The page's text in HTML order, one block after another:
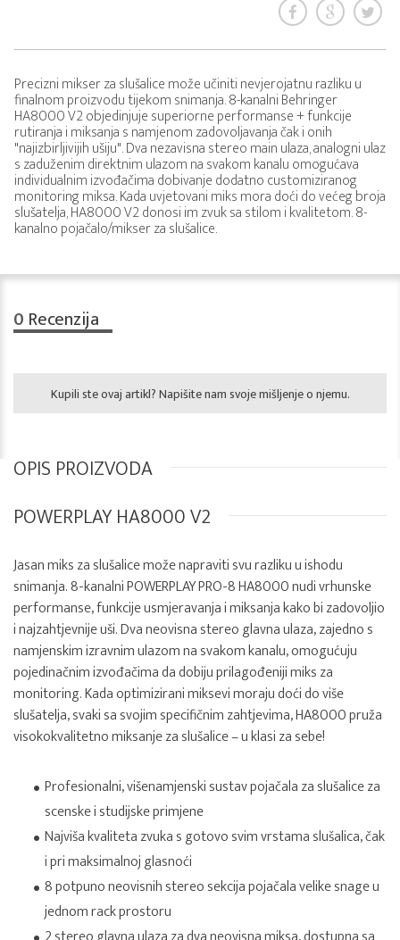
Precizni mikser za slušalice može učiniti nevjerojatnu razliku u
finalnom proizvodu tijekom snimanja. 8-kanalni Behringer
HA8000 V2 objedinjuje superiorne performanse + funkcije
rutiranja i miksanja s namjenom zadovoljavanja čak i onih
"najizbirljivijih ušiju". Dva nezavisna stereo main ulaza, analogni ulaz
s zaduženim direktnim ulazom na svakom kanalu omogućava
individualnim izvođačima dobivanje dodatno customiziranog
monitoring miksa. Kada uvjetovani miks mora doći do većeg broja
slušatelja, HA8000 V2 donosi im zvuk sa stilom i kvalitetom. 8-
kanalno pojačalo/mikser za slušalice.
0 Recenzija
Kupili ste ovaj artikl? Napišite nam svoje mišljenje o njemu.
OPIS PROIZVODA
POWERPLAY HA8000 V2
Jasan miks za slušalice može napraviti svu razliku u ishodu
snimanja. 8-kanalni POWERPLAY PRO-8 HA8000 nudi vrhunske
performanse, funkcije usmjeravanja i miksanja kako bi zadovoljio
i najzahtjevnije uši. Dva neovisna stereo glavna ulaza, zajedno s
namjenskim izravnim ulazom na svakom kanalu, omogućuju
pojedinačnim izvođačima da dobiju prilagođeniji miks za
monitoring. Kada optimizirani miksevi moraju doći do više
slušatelja, svaki sa svojim specifičnim zahtjevima, HA8000 pruža
visokokvalitetno miksanje za slušalice – u klasi za sebe!
Profesionalni, višenamjenski sustav pojačala za slušalice za
scenske i studijske primjene
Najviša kvaliteta zvuka s gotovo svim vrstama slušalica, čak
i pri maksimalnoj glasnoći
8 potpuno neovisnih stereo sekcija pojačala velike snage u
jednom rack prostoru